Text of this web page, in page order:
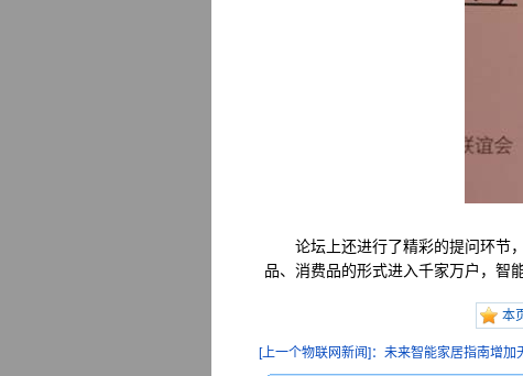
论坛上还进行了精彩的提问环节，
品、消费品的形式进入千家万户，智
本
[上一个物联网新闻]：未来智能家居指南增加